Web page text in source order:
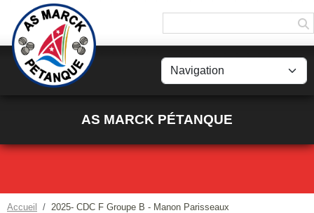
AS MARCK PÉTANQUE
Accueil 2025- CDC F Groupe B - Manon Parisseaux
Panneau de gestion des cookies